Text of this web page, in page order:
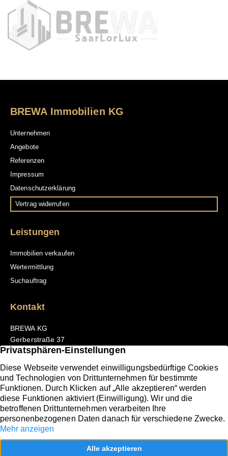
BREWA Immobilien KG
Unternehmen
Angebote
Referenzen
Impressum
Datenschutzerklärung
Vertrag widerrufen
Leistungen
Immobilien verkaufen
Wertermittlung
Suchauftrag
Kontakt
BREWA KG
Gerberstraße 37
66111 Saarbrücken
E-Mail: office@brewa-saarlorlux.com
Folgen Sie uns